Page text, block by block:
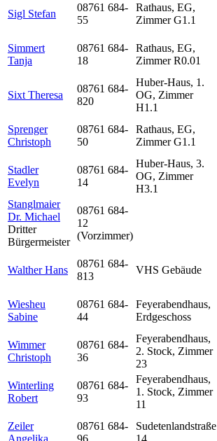
Sigl Stefan
08761 684-
55
Rathaus, EG,
Zimmer G1.1
Simmert
Tanja
08761 684-
18
Rathaus, EG,
Zimmer R0.01
Sixt Theresa
08761 684-
820
Huber-Haus, 1.
OG, Zimmer
H1.1
Sprenger
Christoph
08761 684-
50
Rathaus, EG,
Zimmer G1.1
Stadler
Evelyn
08761 684-
14
Huber-Haus, 3.
OG, Zimmer
H3.1
Stanglmaier
Dr. Michael
Dritter
Bürgermeister
08761 684-
12
(Vorzimmer)
Walther Hans
08761 684-
813
VHS Gebäude
Wiesheu
Sabine
08761 684-
44
Feyerabendhaus,
Erdgeschoss
Wimmer
Christoph
08761 684-
36
Feyerabendhaus,
2. Stock, Zimmer
23
Winterling
Robert
08761 684-
93
Feyerabendhaus,
1. Stock, Zimmer
11
Zeiler
Angelika
08761 684-
96
Sudetenlandstraße
14